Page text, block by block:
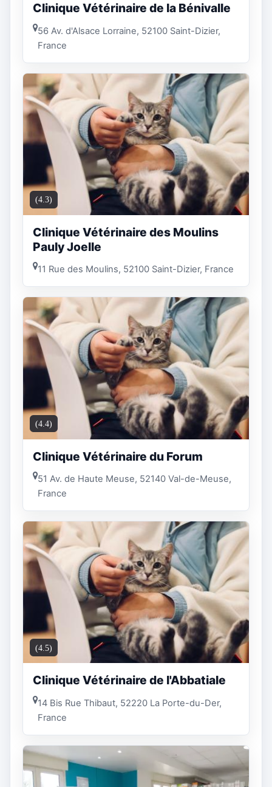
Clinique Vétérinaire de la Bénivalle
56 Av. d'Alsace Lorraine, 52100 Saint-Dizier,
France
(4.3)
Clinique Vétérinaire des Moulins
Pauly Joelle
11 Rue des Moulins, 52100 Saint-Dizier, France
(4.4)
Clinique Vétérinaire du Forum
51 Av. de Haute Meuse, 52140 Val-de-Meuse,
France
(4.5)
Clinique Vétérinaire de l'Abbatiale
14 Bis Rue Thibaut, 52220 La Porte-du-Der,
France